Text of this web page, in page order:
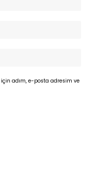
adım, e-posta adresim ve